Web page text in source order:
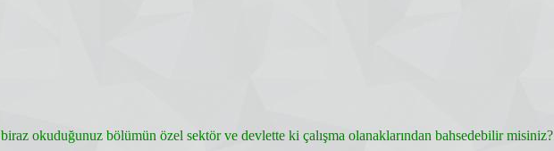
okuduğunuz bölümün özel sektör ve devlette ki çalışma olanaklarından bahsedebilir misiniz?